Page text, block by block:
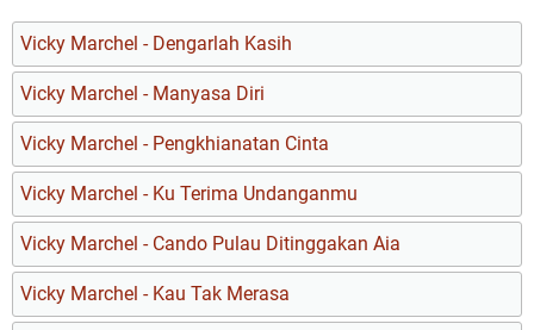
Vicky Marchel - Dengarlah Kasih
Vicky Marchel - Manyasa Diri
Vicky Marchel - Pengkhianatan Cinta
Vicky Marchel - Ku Terima Undanganmu
Vicky Marchel - Cando Pulau Ditinggakan Aia
Vicky Marchel - Kau Tak Merasa